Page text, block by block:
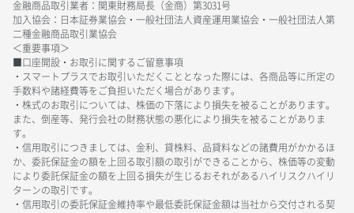
金融商品取引業者：関東財務局長（金商）第3031号
加入協会：日本証券業協会・一般社団法人資産運用業協会・一般社団法人第
二種金融商品取引業協会
＜重要事項＞
■口座開設・お取引に関するご留意事項
・スマートプラスでお取引いただくこととなった際には、各商品等に所定の
手数料や諸経費等をご負担いただく場合があります。
・株式のお取引については、株価の下落により損失を被ることがあります。
また、倒産等、発行会社の財務状態の悪化により損失を被ることがありま
す。
・信用取引につきましては、金利、貸株料、品貸料などの諸費用がかかるほ
か、委託保証金の額を上回る取引額の取引ができることから、株価等の変動
により委託保証金の額を上回る損失が生じるおそれがあるハイリスクハイリ
ターンの取引です。
・信用取引の委託保証金維持率や最低委託保証金額は当社から交付される契